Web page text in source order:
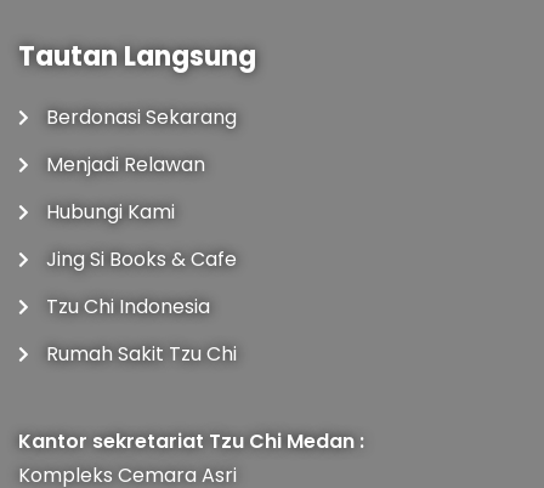
Tautan Langsung
Berdonasi Sekarang
Menjadi Relawan
Hubungi Kami
Jing Si Books & Cafe
Tzu Chi Indonesia
Rumah Sakit Tzu Chi
Kantor sekretariat Tzu Chi Medan :
Kompleks Cemara Asri